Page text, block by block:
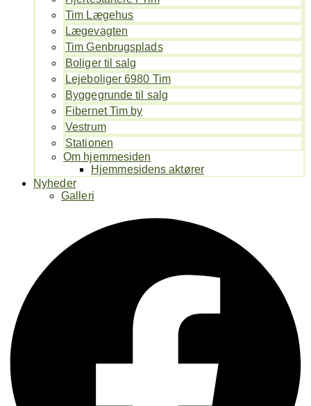
Tim Lægehus
Lægevagten
Tim Genbrugsplads
Boliger til salg
Lejeboliger 6980 Tim
Byggegrunde til salg
Fibernet Tim by
Vestrum
Stationen
Om hjemmesiden
Hjemmesidens aktører
Nyheder
Galleri